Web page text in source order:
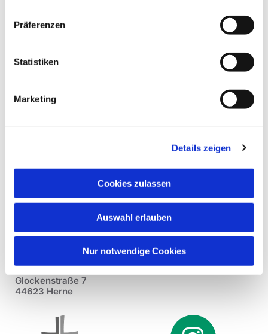
Präferenzen
Statistiken
Marketing
Details zeigen
Cookies zulassen
Auswahl erlauben
Nur notwendige Cookies
Pfarrei St. Dionysius Herne
Glockenstraße 7
44623 Herne